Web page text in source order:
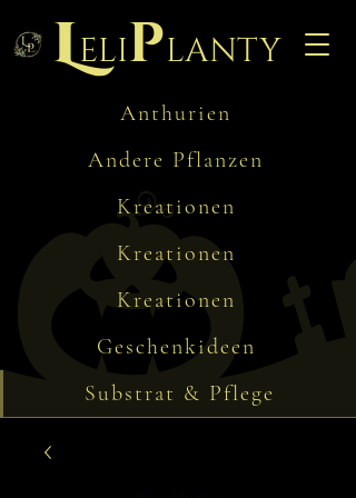
Leliplanty
Anthurien
Andere Pflanzen
Kreationen
Kreationen
Kreationen
Geschenkideen
Substrat & Pflege